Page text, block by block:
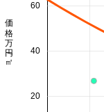
20
40
60
価格 万円/㎡